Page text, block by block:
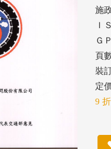
施
Ｉ
Ｇ
頁
裝
定
9